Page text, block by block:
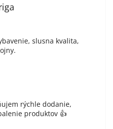
slusna kvalita,
rýchle dodanie,
produktov 👍